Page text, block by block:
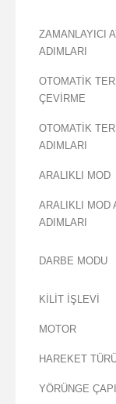
ZAMANLAYICI
ADIMLARI
OTOMATİK
ÇEVİRME
OTOMATİK
ADIMLARI
ARALIKLI MOD
ARALIKLI MOD
ADIMLARI
DARBE MODU
KİLİT İŞLEVİ
MOTOR
HAREKET
YÖRÜNGE ÇAPI